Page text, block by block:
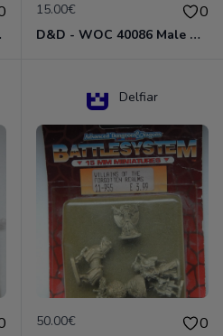
15.00€ 0
D&D - WOC 40086 Male Dwarven Cleric Miniature - Donjons Dragons
Delfiar
50.00€ 0